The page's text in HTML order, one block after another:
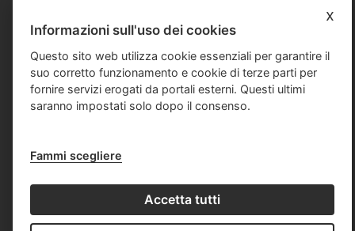
Note Legali
Cookie e privacy
Mappa del sito
© Regione Puglia
x
Informazioni sull'uso dei cookies
Questo sito web utilizza cookie essenziali per garantire il
suo corretto funzionamento e cookie di terze parti per
fornire servizi erogati da portali esterni. Questi ultimi
saranno impostati solo dopo il consenso.
Fammi scegliere
Accetta tutti